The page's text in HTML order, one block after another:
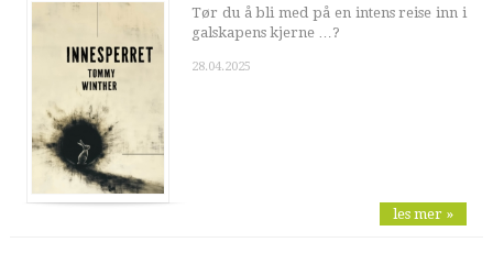
Tør du å bli med på en intens reise inn i
galskapens kjerne …?
28.04.2025
les mer »